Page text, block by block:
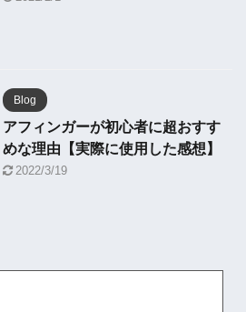
Blog
アフィンガーが初心者に超おすす
めな理由【実際に使用した感想】
2022/3/19